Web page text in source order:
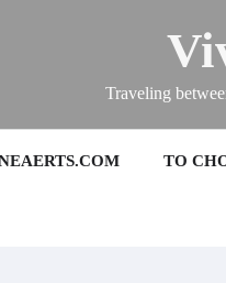
Traveling
TO